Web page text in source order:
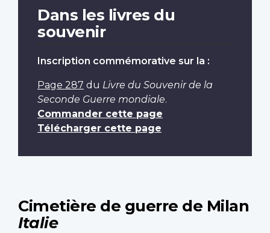
Dans les livres du
souvenir
Inscription commémorative sur la :
Page 287 du Livre du Souvenir de la
Seconde Guerre mondiale.
Commander cette page
Télécharger cette page
Cimetière de guerre de Milan
Italie